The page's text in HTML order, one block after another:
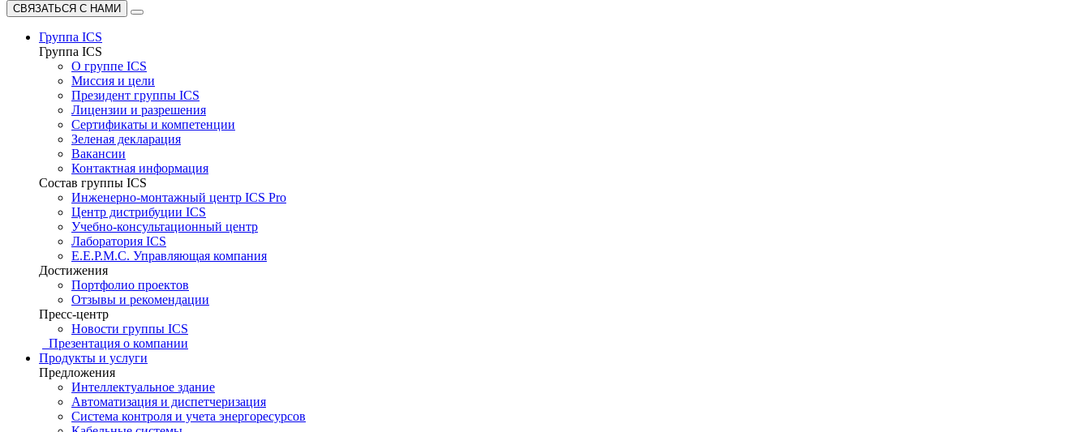
СВЯЗАТЬСЯ С НАМИ
Группа ICS
Группа ICS
О группе ICS
Миссия и цели
Президент группы ICS
Лицензии и разрешения
Сертификаты и компетенции
Зеленая декларация
Вакансии
Контактная информация
Состав группы ICS
Инженерно-монтажный центр ICS Pro
Центр дистрибуции ICS
Учебно-консультационный центр
Лаборатория ICS
E.E.P.M.C. Управляющая компания
Достижения
Портфолио проектов
Отзывы и рекомендации
Пресс-центр
Новости группы ICS
Презентация о компании
Продукты и услуги
Предложения
Интеллектуальное здание
Автоматизация и диспетчеризация
Система контроля и учета энергоресурсов